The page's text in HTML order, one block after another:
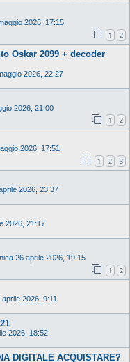
2026, 17:15
1 2
Oskar 2099 + decoder
2026, 22:27
2026, 21:00
1 2
2026, 17:51
1 2 3
2026, 23:37
2026, 21:17
26 aprile 2026, 19:15
1 2
2026, 9:11
2026, 18:52
DIGITALE ACQUISTARE?